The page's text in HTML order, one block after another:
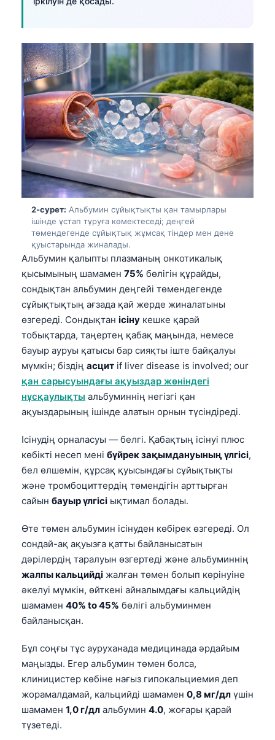
2-сурет: Альбумин сұйықтықты қан тамырлары
ішінде ұстап тұруға көмектеседі; деңгей
төмендегенде сұйықтық жұмсақ тіндер мен дене
қуыстарында жиналады.
Альбумин қалыпты плазманың онкотикалық
қысымының шамамен 75% бөлігін құрайды,
сондықтан альбумин деңгейі төмендегенде
сұйықтықтың ағзада қай жерде жиналатыны
өзгереді. Сондықтан ісіну кешке қарай
тобықтарда, таңертең қабақ маңында, немесе
бауыр ауруы қатысы бар сияқты іште байқалуы
мүмкін; біздің асцит if liver disease is involved; our
қан сарысуындағы ақуыздар жөніндегі
нұсқаулықты альбуминнің негізгі қан
ақуыздарының ішінде алатын орнын түсіндіреді.
Ісінудің орналасуы — белгі. Қабақтың ісінуі плюс
көбікті несеп мені бүйрек зақымдануының үлгісі,
бел өлшемін, құрсақ қуысындағы сұйықтықты
және тромбоциттердің төмендігін арттырған
сайын бауыр үлгісі ықтимал болады.
Өте төмен альбумин ісінуден көбірек өзгереді. Ол
сондай-ақ ақуызға қатты байланысатын
дәрілердің таралуын өзгертеді және альбуминнің
жалпы кальцийді жалған төмен болып көрінуіне
әкелуі мүмкін, өйткені айналымдағы кальцийдің
шамамен 40% to 45% бөлігі альбуминмен
байланысқан.
Бұл соңғы тұс ауруханада медицинада әрдайым
маңызды. Егер альбумин төмен болса,
клиницистер көбіне нағыз гипокальциемия деп
жорамалдамай, кальцийді шамамен 0,8 мг/дл үшін
шамамен 1,0 г/дл альбумин 4.0, жоғары қарай
түзетеді.